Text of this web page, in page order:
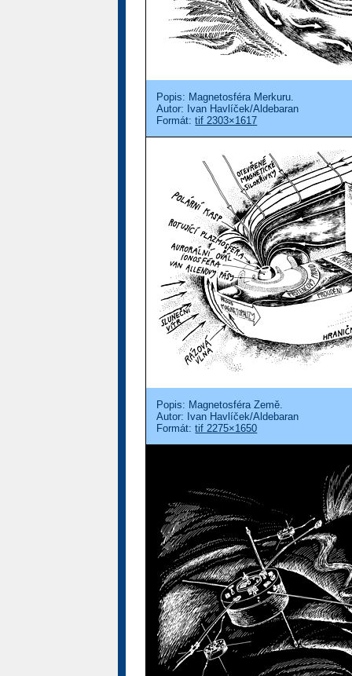
Popis: Magnetosféra Merkuru.
Autor: Ivan Havlíček/Aldebaran
Formát:tif 2303×1617
Popis: Magnetosféra Země.
Autor: Ivan Havlíček/Aldebaran
Formát:tif 2275×1650